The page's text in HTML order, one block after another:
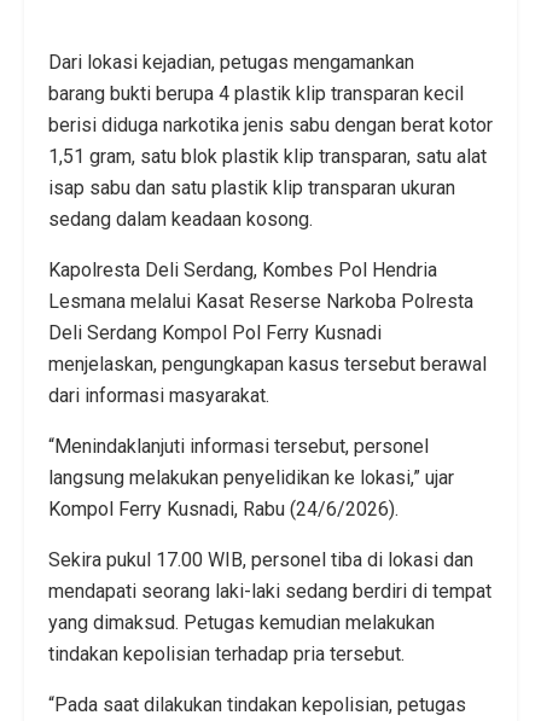
Dari lokasi kejadian, petugas mengamankan
barang bukti berupa 4 plastik klip transparan kecil
berisi diduga narkotika jenis sabu dengan berat kotor
1,51 gram, satu blok plastik klip transparan, satu alat
isap sabu dan satu plastik klip transparan ukuran
sedang dalam keadaan kosong.
Kapolresta Deli Serdang, Kombes Pol Hendria
Lesmana melalui Kasat Reserse Narkoba Polresta
Deli Serdang Kompol Pol Ferry Kusnadi
menjelaskan, pengungkapan kasus tersebut berawal
dari informasi masyarakat.
“Menindaklanjuti informasi tersebut, personel
langsung melakukan penyelidikan ke lokasi,” ujar
Kompol Ferry Kusnadi, Rabu (24/6/2026).
Sekira pukul 17.00 WIB, personel tiba di lokasi dan
mendapati seorang laki-laki sedang berdiri di tempat
yang dimaksud. Petugas kemudian melakukan
tindakan kepolisian terhadap pria tersebut.
“Pada saat dilakukan tindakan kepolisian, petugas